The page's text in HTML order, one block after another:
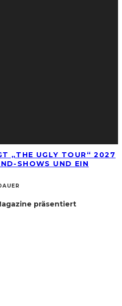
„THE UGLY TOUR“ 2027
SHOWS UND EIN
präsentiert